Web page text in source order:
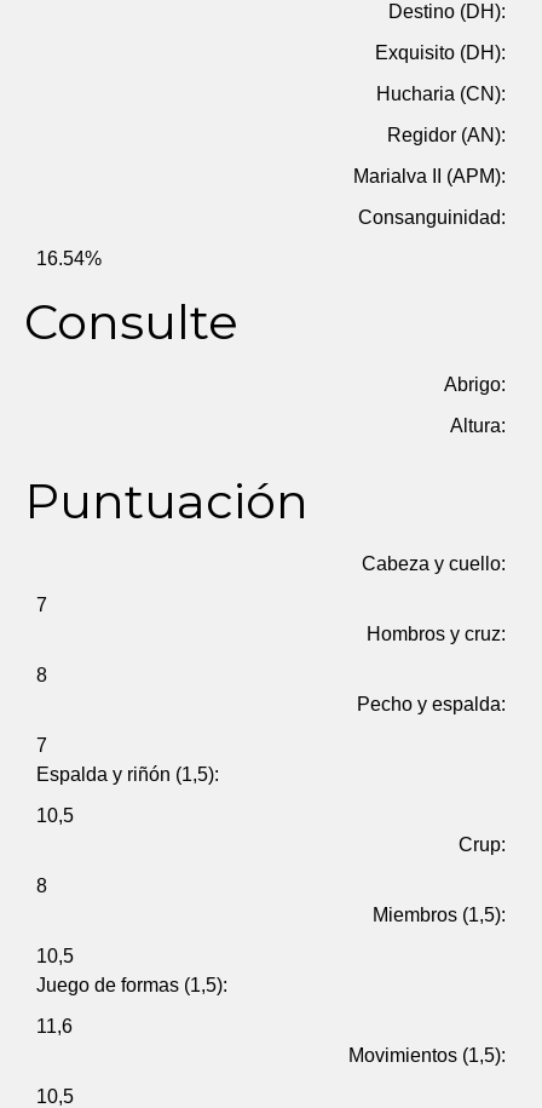
Destino (DH):
Exquisito (DH):
Hucharia (CN):
Regidor (AN):
Marialva II (APM):
Consanguinidad:
16.54%
Consulte
Abrigo:
Altura:
Puntuación
Cabeza y cuello:
7
Hombros y cruz:
8
Pecho y espalda:
7
Espalda y riñón (1,5):
10,5
Crup:
8
Miembros (1,5):
10,5
Juego de formas (1,5):
11,6
Movimientos (1,5):
10,5